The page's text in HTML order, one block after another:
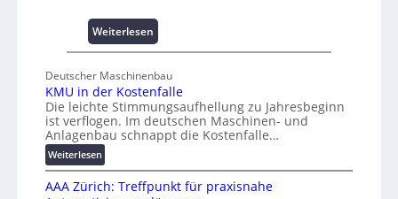
s
e
s
c
h
a
f
f
n
Weiterlesen:
U
i
v
e
r
l
Deutscher Maschinenbau
KMU in der Kostenfalle
Die leichte Stimmungsaufhellung zu Jahresbeginn
ist verflogen. Im deutschen Maschinen- und
Anlagenbau schnappt die Kostenfalle…
Weiterlesen:
K
M
AAA Zürich: Treffpunkt für praxisnahe